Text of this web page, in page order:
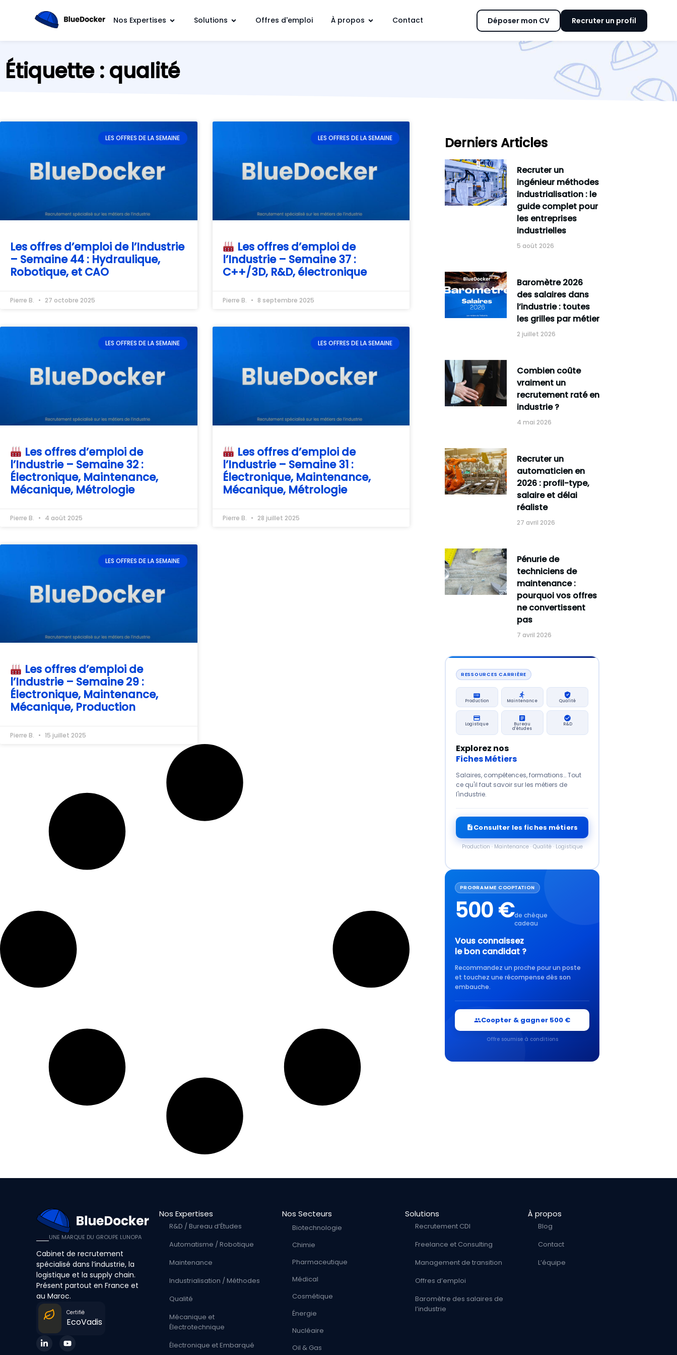
Nos Expertises Solutions Offres d'emploi À propos Contact Déposer mon CV Recruter un profil
Étiquette : qualité
LES OFFRES DE LA SEMAINE
Les offres d’emploi de l’Industrie
– Semaine 44 : Hydraulique,
Robotique, et CAO
Pierre B. 27 octobre 2025
LES OFFRES DE LA SEMAINE
Les offres d’emploi de
l’Industrie – Semaine 37 :
C++/3D, R&D, électronique
Pierre B. 8 septembre 2025
LES OFFRES DE LA SEMAINE
Les offres d’emploi de
l’Industrie – Semaine 32 :
Électronique, Maintenance,
Mécanique, Métrologie
Pierre B. 4 août 2025
LES OFFRES DE LA SEMAINE
Les offres d’emploi de
l’Industrie – Semaine 31 :
Électronique, Maintenance,
Mécanique, Métrologie
Pierre B. 28 juillet 2025
LES OFFRES DE LA SEMAINE
Les offres d’emploi de
l’Industrie – Semaine 29 :
Électronique, Maintenance,
Mécanique, Production
Pierre B. 15 juillet 2025
Derniers Articles
Recruter un
ingénieur méthodes
industrialisation : le
guide complet pour
les entreprises
industrielles
5 août 2026
Baromètre 2026
des salaires dans
l’industrie : toutes
les grilles par métier
2 juillet 2026
Combien coûte
vraiment un
recrutement raté en
industrie ?
4 mai 2026
Recruter un
automaticien en
2026 : profil-type,
salaire et délai
réaliste
27 avril 2026
Pénurie de
techniciens de
maintenance :
pourquoi vos offres
ne convertissent
pas
7 avril 2026
RESSOURCES CARRIÈRE
Production Maintenance Qualité
Logistique
Bureau
d'études
R&D
Explorez nos
Fiches Métiers
Salaires, compétences, formations… Tout
ce qu'il faut savoir sur les métiers de
l'industrie.
Consulter les fiches métiers
Production · Maintenance · Qualité · Logistique
PROGRAMME COOPTATION
500 €de chèque
cadeau
Vous connaissez
le bon candidat ?
Recommandez un proche pour un poste
et touchez une récompense dès son
embauche.
Coopter & gagner 500 €
Offre soumise à conditions
UNE MARQUE DU GROUPE LUNOPA
Cabinet de recrutement
spécialisé dans l’industrie, la
logistique et la supply chain.
Présent partout en France et
au Maroc.
Certifié
EcoVadis
Nos Expertises
R&D / Bureau d’Études
Automatisme / Robotique
Maintenance
Industrialisation / Méthodes
Qualité
Mécanique et
Électrotechnique
Électronique et Embarqué
Nos Secteurs
Biotechnologie
Chimie
Pharmaceutique
Médical
Cosmétique
Énergie
Nucléaire
Oil & Gas
Solutions
Recrutement CDI
Freelance et Consulting
Management de transition
Offres d’emploi
Baromètre des salaires de
l’industrie
À propos
Blog
Contact
L’équipe